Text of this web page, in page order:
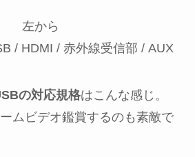
左から
/ HDMI / 赤外線受信部 / AUX
の対応規格はこんな感じ。
ムビデオ鑑賞するのも素敵で